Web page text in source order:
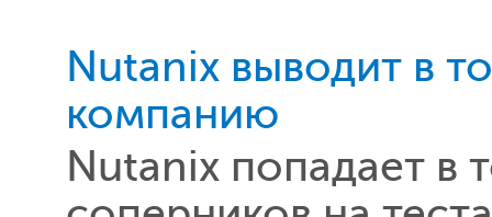
Nutanix выводит в
компанию
Nutanix попадает в